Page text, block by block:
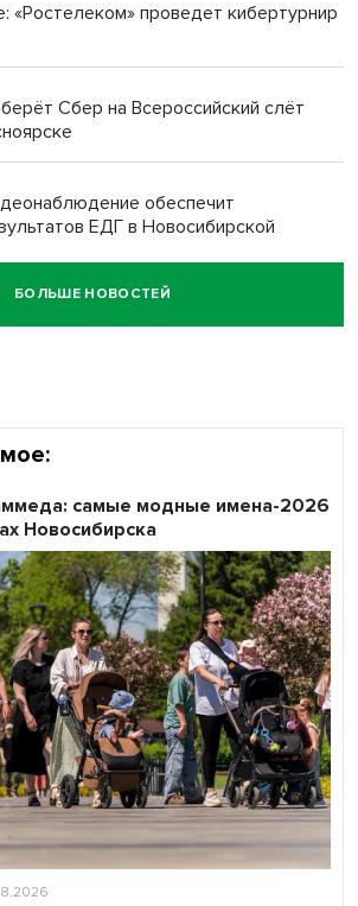
с женой вошли в топ-16
ВТБ открылось в Искитиме
«Ростелеком» проведет кибертурнир
Сбер на Всероссийский слёт
обеспечит
ЕДГ в Новосибирской
бой: «Ростелеком» объявляет
БОЛЬШЕ НОВОСТЕЙ
самые модные имена-2026
Новосибирска